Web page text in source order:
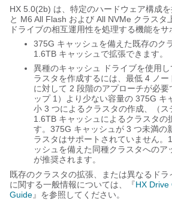
HX 5.0(2b) は、特定のハードウェア構成
と M6 All Flash および All NVMe クラスタ
ドライブの相互運用性を処理する機能をサ
375G キャッシュを備えた既存のク
1.6TB キャッシュで拡張できます。
異種のキャッシュ ドライブを使用し
ラスタを作成するには、最低 4 ノー
に対して 2 段階のアプローチが必要
ップ 1）より少ない容量の 375G キ
小 3 つによるクラスタの作成、（ス
1.6TB キャッシュによるクラスタの
す。375G キャッシュが 3 つ未満の
ラスタはサポートされていません。
ッシュを備えた同種クラスタへのア
が推奨されます。
既存のクラスタの拡張、または異なるドラ
に関する一般情報については、『HX Drive
Guide』を参照してください。